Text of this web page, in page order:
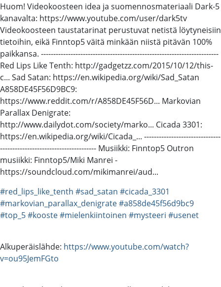
Huom! Videokoosteen idea ja suomennosmateriaali Dark-5
kanavalta: https://www.youtube.com/user/dark5tv
Videokoosteen taustatarinat perustuvat netistä löytyneisiin
tietoihin, eikä Finntop5 väitä minkään niistä pitävän 100%
paikkansa. ------------------------------------------------------------------------
Red Lips Like Tenth: http://gadgetzz.com/2015/10/12/this-
c... Sad Satan: https://en.wikipedia.org/wiki/Sad_Satan
A858DE45F56D9BC9:
https://www.reddit.com/r/A858DE45F56D... Markovian
Parallax Denigrate:
http://www.dailydot.com/society/marko... Cicada 3301:
https://en.wikipedia.org/wiki/Cicada_... -------------------------------
--------------------------------------- Musiikki: Finntop5 Outron
musiikki: Finntop5/Miki Manrei -
https://soundcloud.com/mikimanrei/aud...
#red_lips_like_tenth #sad_satan #cicada_3301
#markovian_parallax_denigrate#a858de45f56d9bc9
#top_5#kooste#mielenkiintoinen #mysteeri #usenet
Alkuperäislähde: https://www.youtube.com/watch?
v=ou95JemFGto